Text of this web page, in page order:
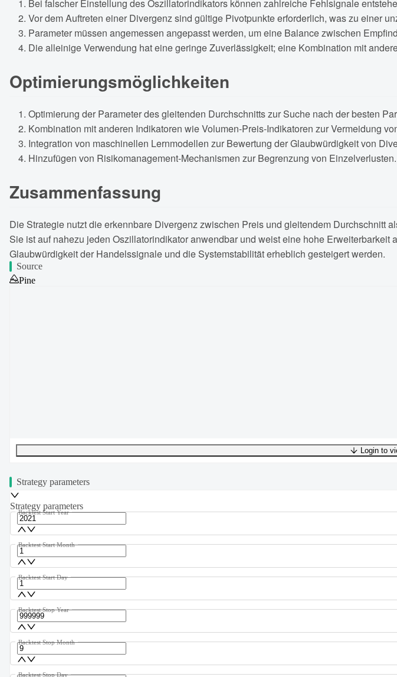
Bei falscher Einstellung des Oszillatorindikators können zahlreiche Fehlsignale
Vor dem Auftreten einer Divergenz sind gültige Pivotpunkte erforderlich, was zu einer
Parameter müssen angemessen angepasst werden, um eine Balance zwischen
Die alleinige Verwendung hat eine geringe Zuverlässigkeit; eine Kombination mit
Optimierungsmöglichkeiten
Optimierung der Parameter des gleitenden Durchschnitts zur Suche nach der besten
Kombination mit anderen Indikatoren wie Volumen-Preis-Indikatoren zur Vermeidung
Integration von maschinellen Lernmodellen zur Bewertung der Glaubwürdigkeit von
Hinzufügen von Risikomanagement-Mechanismen zur Begrenzung von Einzelverlusten.
Zusammenfassung
Die Strategie nutzt die erkennbare Divergenz zwischen Preis und gleitendem
Sie ist auf nahezu jeden Oszillatorindikator anwendbar und weist eine hohe
Glaubwürdigkeit der Handelssignale und die Systemstabilität erheblich gesteigert werden.
Source
Pine
UTF-8334 bytes55 words0 linesLn 1,Col 0
Login to
Strategy parameters
Strategy parameters
Backtest Start Year
Backtest Start Month
Backtest Start Day
Backtest Stop Year
Backtest Stop Month
Backtest Stop Day